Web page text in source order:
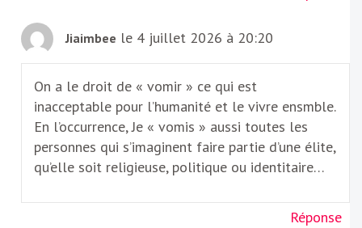
Jiaimbee le 4 juillet 2026 à 20:20
On a le droit de « vomir » ce qui est
inacceptable pour l’humanité et le vivre ensmble.
En l’occurrence, Je « vomis » aussi toutes les
personnes qui s’imaginent faire partie d’une élite,
qu’elle soit religieuse, politique ou identitaire…
Réponse